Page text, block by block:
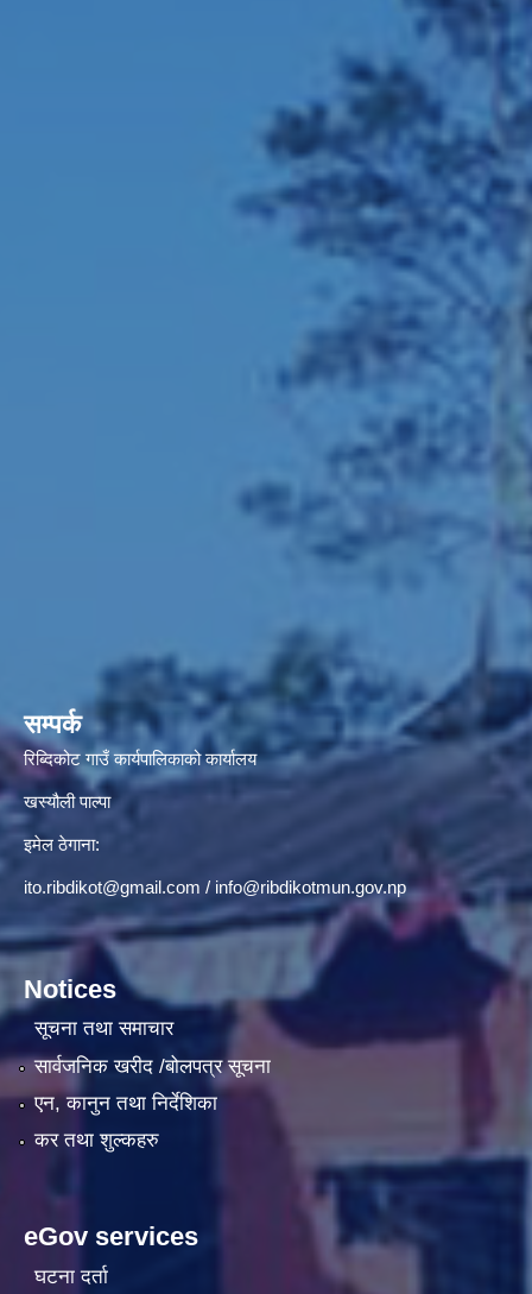
सम्पर्क
रिब्दिकोट गाउँ कार्यपालिकाको कार्यालय
खस्यौली पाल्पा
इमेल ठेगाना:
ito.ribdikot@gmail.com / info@ribdikotmun.gov.np
Notices
सूचना तथा समाचार
सार्वजनिक खरीद /बोलपत्र सूचना
एन, कानुन तथा निर्देशिका
कर तथा शुल्कहरु
eGov services
घटना दर्ता